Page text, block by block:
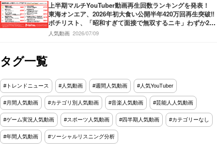
上半期マルチYouTuber動画再生回数ランキングを発表！
東海オンエア、2026年初大食い公開半年420万回再生突破‼
ボチリスト、「昭和すぎて面接で無双するニキ」わずか2ヶ
月で420万回再生‼うじとうえだ、100種類お酒図鑑ハワイ
人気動画 2026/07/09
タグ一覧
#トレンドニュース #人気動画 #週間人気動画 #人気YouTuber
#月間人気動画 #カテゴリ別人気動画 #音楽人気動画 #芸能人人気動画
#ゲーム実況人気動画 #スポーツ人気動画 #四半期人気動画 #カテゴリーなし
#年間人気動画 #ソーシャルリスニング分析